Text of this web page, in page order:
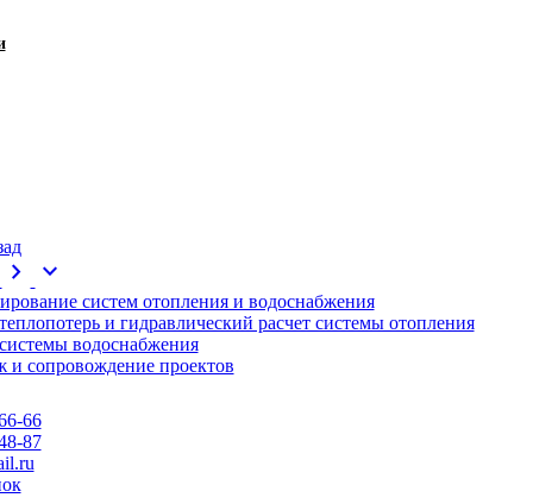
chevron_right expand_more
систем отопления и водоснабжения
и гидравлический расчет системы отопления
водоснабжения
и сопровождение проектов
66
87